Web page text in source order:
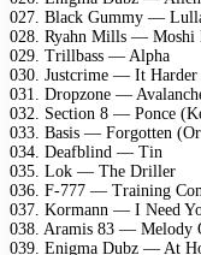
027. Black Gummy —
028. Ryahn Mills — Moshi
029. Trillbass — Alpha
030. Justcrime — It
031. Dropzone —
032. Section 8 — Ponce
033. Basis — Forgotten
034. Deafblind — Tin
035. Lok — The Driller
036. F-777 — Training
037. Kormann — I Need
038. Aramis 83 — Melody
039. Enigma Dubz — At